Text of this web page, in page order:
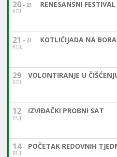
20
KOL
23 RENESANSNI
21
KOL
23 KOTLIĆIJADA NA
29
KOL
VOLONTIRANJE U
12
RUJ
IZVIĐAČKI PROBNI SAT
14
RUJ
POČETAK REDOVNIH